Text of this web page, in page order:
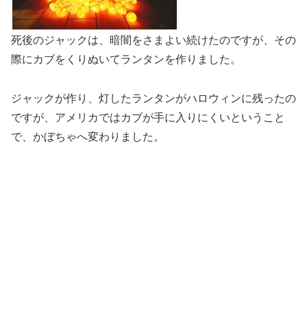
死後のジャックは、暗闇をさまよい続けたのですが、その
際にカブをくりぬいてランタンを作りました。
ジャックが作り、灯したランタンがハロウィンに残ったの
ですが、アメリカではカブが手に入りにくいということ
で、かぼちゃへ変わりました。